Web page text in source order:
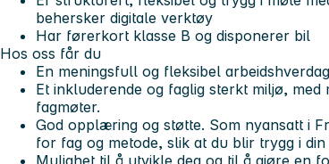
behersker digitale verktøy
Har førerkort klasse B og disponerer bil
Hos oss får du
En meningsfull og fleksibel arbeidshverdag
Et inkluderende og faglig sterkt miljø,
fagmøter.
God opplæring og støtte. Som nyansatt i
for fag og metode, slik at du blir trygg i